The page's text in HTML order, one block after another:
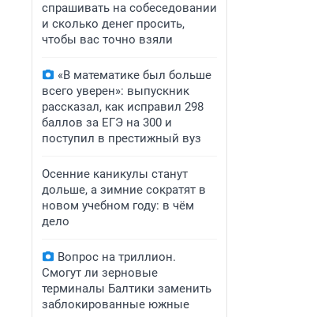
спрашивать на собеседовании
и сколько денег просить,
чтобы вас точно взяли
«В математике был больше
всего уверен»: выпускник
рассказал, как исправил 298
баллов за ЕГЭ на 300 и
поступил в престижный вуз
Осенние каникулы станут
дольше, а зимние сократят в
новом учебном году: в чём
дело
Вопрос на триллион.
Смогут ли зерновые
терминалы Балтики заменить
заблокированные южные